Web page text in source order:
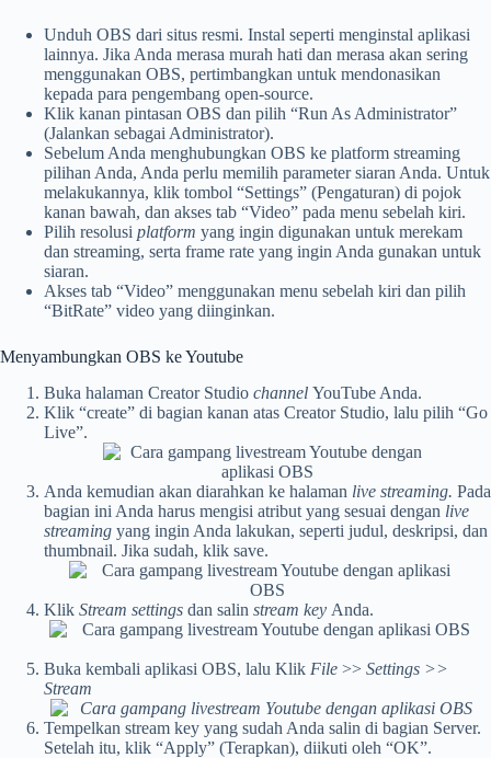
Unduh OBS dari situs resmi. Instal seperti menginstal aplikasi
lainnya. Jika Anda merasa murah hati dan merasa akan sering
menggunakan OBS, pertimbangkan untuk mendonasikan
kepada para pengembang open-source.
Klik kanan pintasan OBS dan pilih “Run As Administrator”
(Jalankan sebagai Administrator).
Sebelum Anda menghubungkan OBS ke platform streaming
pilihan Anda, Anda perlu memilih parameter siaran Anda. Untuk
melakukannya, klik tombol “Settings” (Pengaturan) di pojok
kanan bawah, dan akses tab “Video” pada menu sebelah kiri.
Pilih resolusi platform yang ingin digunakan untuk merekam
dan streaming, serta frame rate yang ingin Anda gunakan untuk
siaran.
Akses tab “Video” menggunakan menu sebelah kiri dan pilih
“BitRate” video yang diinginkan.
Menyambungkan OBS ke Youtube
Buka halaman Creator Studio channel YouTube Anda.
Klik “create” di bagian kanan atas Creator Studio, lalu pilih “Go
Live”.
Anda kemudian akan diarahkan ke halaman live streaming. Pada
bagian ini Anda harus mengisi atribut yang sesuai dengan live
streaming yang ingin Anda lakukan, seperti judul, deskripsi, dan
thumbnail. Jika sudah, klik save.
Klik Stream settings dan salin stream key Anda.
Buka kembali aplikasi OBS, lalu Klik File >> Settings >>
Stream
Tempelkan stream key yang sudah Anda salin di bagian Server.
Setelah itu, klik “Apply” (Terapkan), diikuti oleh “OK”.